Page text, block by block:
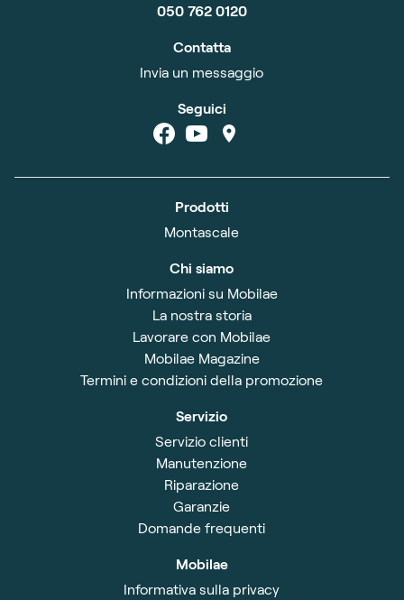
050 762 0120
Contatta
Invia un messaggio
Seguici
Prodotti
Montascale
Chi siamo
Informazioni su Mobilae
La nostra storia
Lavorare con Mobilae
Mobilae Magazine
Termini e condizioni della promozione
Servizio
Servizio clienti
Manutenzione
Riparazione
Garanzie
Domande frequenti
Mobilae
Informativa sulla privacy